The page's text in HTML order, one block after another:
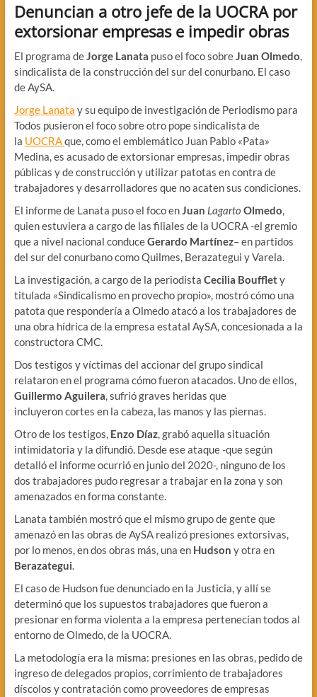
Denuncian a otro jefe de la UOCRA por
extorsionar empresas e impedir obras
El programa deJorge Lanata puso el foco sobreJuan Olmedo,
sindicalista de la construcción del sur del conurbano. El caso
de AySA.
Jorge Lanata y su equipo de investigación de Periodismo para
Todos pusieron el foco sobre otro pope sindicalista de
la UOCRAque, como el emblemático Juan Pablo «Pata»
Medina, es acusado de extorsionar empresas, impedir obras
públicas y de construcción y utilizar patotas en contra de
trabajadores y desarrolladores que no acaten sus condiciones.
El informe de Lanata puso el foco enJuan Lagarto Olmedo,
quien estuviera a cargo de las filiales de la UOCRA -el gremio
que a nivel nacional conduceGerardo Martínez– en partidos
del sur del conurbano como Quilmes, Berazategui y Varela.
La investigación, a cargo de la periodista Cecilia Boufflety
titulada «Sindicalismo en provecho propio», mostró cómo una
patota que respondería a Olmedo atacó a los trabajadores de
una obra hídrica de la empresa estatal AySA, concesionada a la
constructora CMC.
Dos testigos y víctimas del accionar del grupo sindical
relataron en el programa cómo fueron atacados. Uno de ellos,
Guillermo Aguilera, sufrió graves heridas que
incluyeron cortes en la cabeza, las manos y las piernas.
Otro de los testigos, Enzo Díaz, grabó aquella situación
intimidatoria y la difundió. Desde ese ataque -que según
detalló el informe ocurrió en junio del 2020-, ninguno de los
dos trabajadores pudo regresar a trabajar en la zona y son
amenazados en forma constante.
Lanata también mostró que el mismo grupo de gente que
amenazó en las obras de AySA realizó presiones extorsivas,
por lo menos, en dos obras más, una en Hudson y otra en
Berazategui.
El caso de Hudson fue denunciado en la Justicia, y allí se
determinó que los supuestos trabajadores que fueron a
presionar en forma violenta a la empresa pertenecían todos al
entorno de Olmedo, de la UOCRA.
La metodología era la misma: presiones en las obras, pedido de
ingreso de delegados propios, corrimiento de trabajadores
díscolos y contratación como proveedores de empresas